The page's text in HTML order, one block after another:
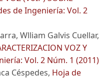
de Ingeniería: Vol. 2
Wlliam Galvis Cuellar,
VOZ Y
Vol. 2 Núm. 1 (2011)
Céspedes, Hoja de